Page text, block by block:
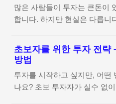
(NYSE)나 나..
처럼 거래소에 상장되어 있어
상품입니다. 개별 종목을 직접
문에 초보자도 쉽게 접근할
특징분산 투자 가능: 하나의
에 자동으로 투자하는 효과낮
많은 사람들이 투자는 큰돈이
합니다. 하지만 현실은 다릅니
수펀드)를 활용하면 소액으로
수 있습니다. ETF는 주식처럼
묶어놓은 상품이라 개별 주식
니다. 10만 원으로도 다양한
ETF는 초보 투자자에게 적합
초보자를 위한 투자 전략
방법
투자를 시작하고 싶지만, 어떤
나요? 초보 투자자가 실수 없